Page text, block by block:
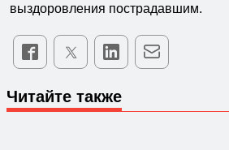
выздоровления пострадавшим.
Читайте также